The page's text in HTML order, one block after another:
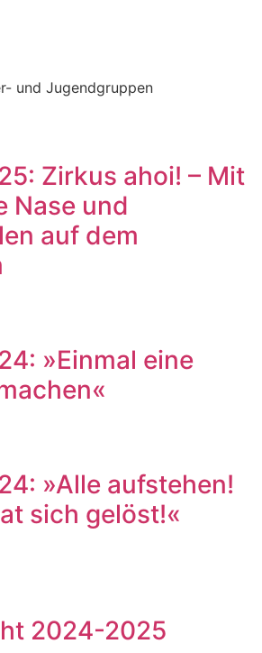
und Jugendgruppen
Zirkus ahoi! – Mit
Nase und
auf dem
»Einmal eine
»Alle aufstehen!
sich gelöst!«
2024-2025